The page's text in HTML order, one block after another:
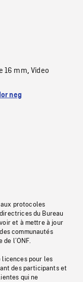
16 mm,Video
neg
aux protocoles
du Bureau
et à mettre à jour
communautés
l’ONF.
licences pour les
des participants et
qui ne